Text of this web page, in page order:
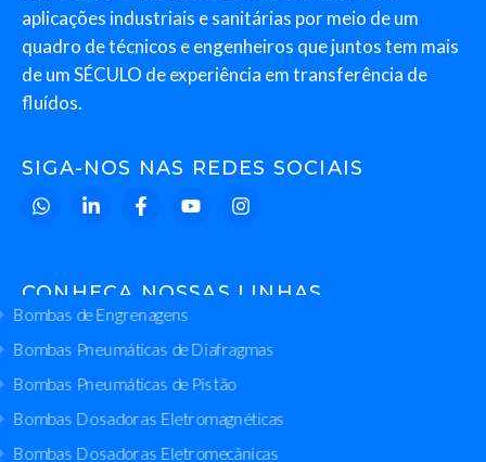
aplicações industriais e sanitárias por meio de um
quadro de técnicos e engenheiros que juntos tem mais
de um SÉCULO de experiência em transferência de
fluídos.
SIGA-NOS NAS REDES SOCIAIS
CONHEÇA NOSSAS LINHAS
Bombas de Engrenagens
Bombas Pneumáticas de Diafragmas
Bombas Pneumáticas de Pistão
Bombas Dosadoras Eletromagnéticas
Bombas Dosadoras Eletromecânicas